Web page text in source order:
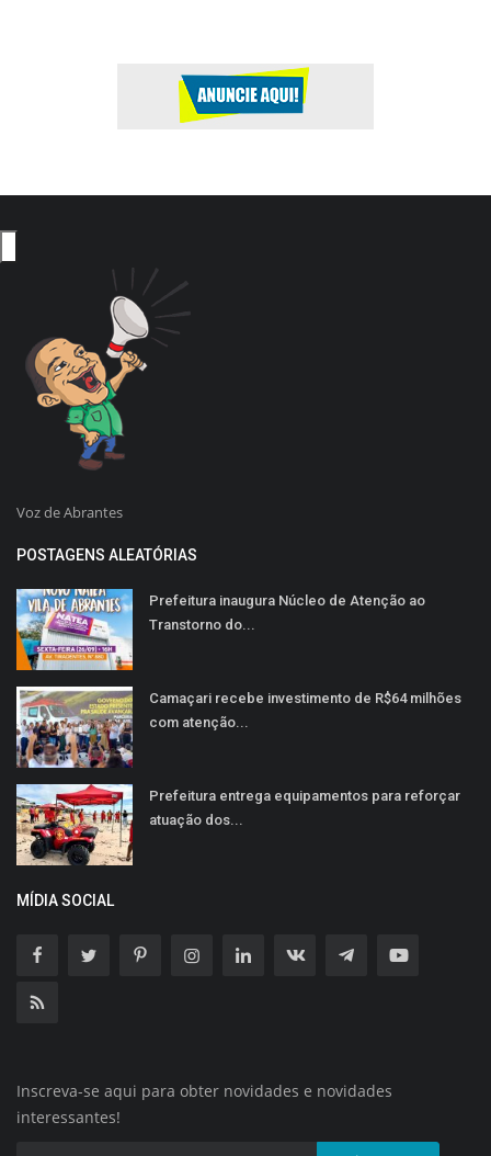
Voz de Abrantes
POSTAGENS ALEATÓRIAS
Prefeitura inaugura Núcleo de Atenção ao
Transtorno do...
Camaçari recebe investimento de R$64 milhões
com atenção...
Prefeitura entrega equipamentos para reforçar
atuação dos...
MÍDIA SOCIAL
Inscreva-se aqui para obter novidades e novidades
interessantes!